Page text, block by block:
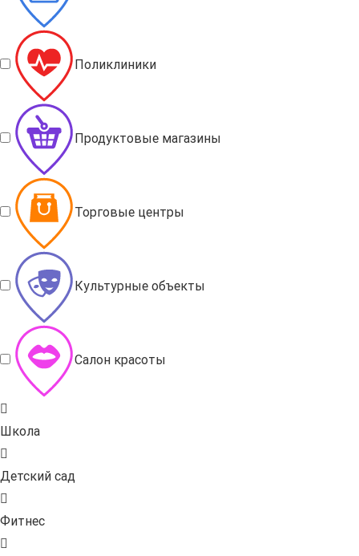
Поликлиники
Продуктовые магазины
Торговые центры
Культурные объекты
Салон красоты
Школа
Детский сад
Фитнес